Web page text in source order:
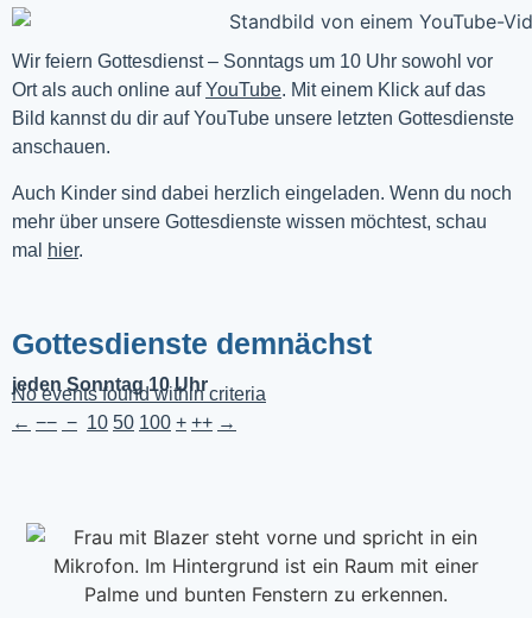
Wir feiern Gottesdienst – Sonntags um 10 Uhr sowohl vor
Ort als auch online auf YouTube. Mit einem Klick auf das
Bild kannst du dir auf YouTube unsere letzten Gottesdienste
anschauen.
Auch Kinder sind dabei herzlich eingeladen. Wenn du noch
mehr über unsere Gottesdienste wissen möchtest, schau
mal
hier.
Gottesdienste demnächst
jeden Sonntag 10 Uhr
No events found within criteria
← −− − 10 50 100 + ++ →